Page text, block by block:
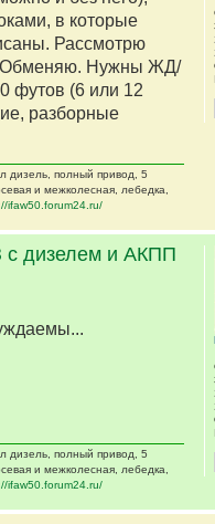
в которые
Рассмотрю
Обменяю. Нужны ЖД/
футов (6 или 12
разборные
дизель, полный привод, 5
и межколесная, лебедка,
ifaw50.forum24.ru/
с дизелем и АКПП
дизель, полный привод, 5
и межколесная, лебедка,
ifaw50.forum24.ru/